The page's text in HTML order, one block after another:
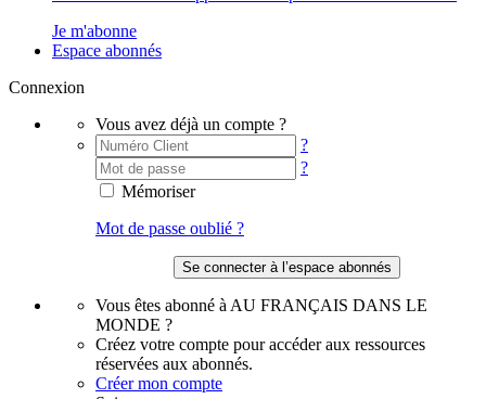
Je m'abonne
Espace abonnés
Connexion
Vous avez déjà un compte ?
?
?
Mémoriser
Mot de passe oublié ?
Vous êtes abonné à AU FRANÇAIS DANS LE
MONDE ?
Créez votre compte pour accéder aux ressources
réservées aux abonnés.
Créer mon compte